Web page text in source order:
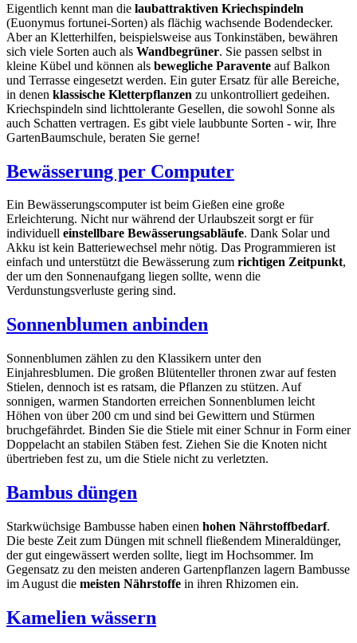
Eigentlich kennt man die laubattraktiven Kriechspindeln
(Euonymus fortunei-Sorten) als flächig wachsende Bodendecker.
Aber an Kletterhilfen, beispielsweise aus Tonkinstäben, bewähren
sich viele Sorten auch als Wandbegrüner. Sie passen selbst in
kleine Kübel und können als bewegliche Paravente auf Balkon
und Terrasse eingesetzt werden. Ein guter Ersatz für alle Bereiche,
in denen klassische Kletterpflanzen zu unkontrolliert gedeihen.
Kriechspindeln sind lichttolerante Gesellen, die sowohl Sonne als
auch Schatten vertragen. Es gibt viele laubbunte Sorten - wir, Ihre
GartenBaumschule, beraten Sie gerne!
Bewässerung per Computer
Ein Bewässerungscomputer ist beim Gießen eine große
Erleichterung. Nicht nur während der Urlaubszeit sorgt er für
individuell einstellbare Bewässerungsabläufe. Dank Solar und
Akku ist kein Batteriewechsel mehr nötig. Das Programmieren ist
einfach und unterstützt die Bewässerung zum richtigen Zeitpunkt,
der um den Sonnenaufgang liegen sollte, wenn die
Verdunstungsverluste gering sind.
Sonnenblumen anbinden
Sonnenblumen zählen zu den Klassikern unter den
Einjahresblumen. Die großen Blütenteller thronen zwar auf festen
Stielen, dennoch ist es ratsam, die Pflanzen zu stützen. Auf
sonnigen, warmen Standorten erreichen Sonnenblumen leicht
Höhen von über 200 cm und sind bei Gewittern und Stürmen
bruchgefährdet. Binden Sie die Stiele mit einer Schnur in Form einer
Doppelacht an stabilen Stäben fest. Ziehen Sie die Knoten nicht
übertrieben fest zu, um die Stiele nicht zu verletzten.
Bambus düngen
Starkwüchsige Bambusse haben einen hohen Nährstoffbedarf.
Die beste Zeit zum Düngen mit schnell fließendem Mineraldünger,
der gut eingewässert werden sollte, liegt im Hochsommer. Im
Gegensatz zu den meisten anderen Gartenpflanzen lagern Bambusse
im August die meisten Nährstoffe in ihren Rhizomen ein.
Kamelien wässern